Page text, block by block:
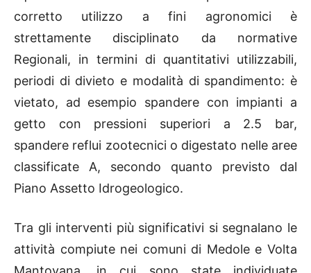
corretto utilizzo a fini agronomici è
strettamente disciplinato da normative
Regionali, in termini di quantitativi utilizzabili,
periodi di divieto e modalità di spandimento: è
vietato, ad esempio spandere con impianti a
getto con pressioni superiori a 2.5 bar,
spandere reflui zootecnici o digestato nelle aree
classificate A, secondo quanto previsto dal
Piano Assetto Idrogeologico.
Tra gli interventi più significativi si segnalano le
attività compiute nei comuni di Medole e Volta